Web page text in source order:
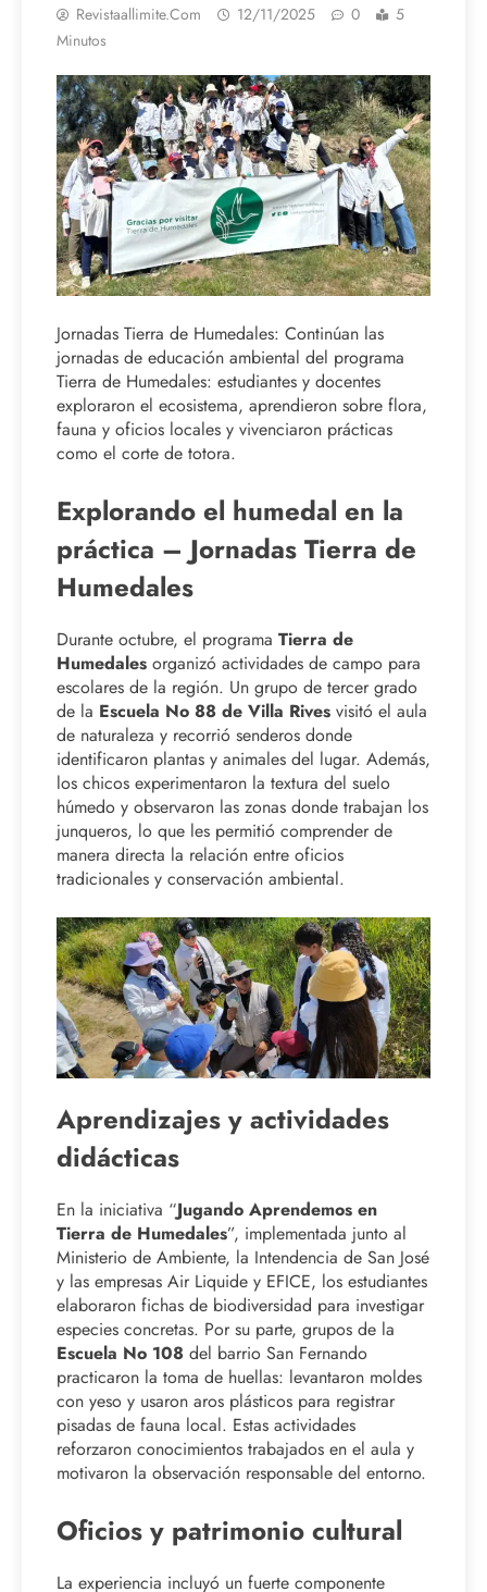
Revistaallimite.com 12/11/2025 0
5
Minutos
Jornadas Tierra de Humedales: Continúan las
jornadas de educación ambiental del programa
Tierra de Humedales: estudiantes y docentes
exploraron el ecosistema, aprendieron sobre flora,
fauna y oficios locales y vivenciaron prácticas
como el corte de totora.
Explorando el humedal en la
práctica – Jornadas Tierra de
Humedales
Durante octubre, el programa Tierra de
Humedales organizó actividades de campo para
escolares de la región. Un grupo de tercer grado
de la Escuela No 88 de Villa Rives visitó el aula
de naturaleza y recorrió senderos donde
identificaron plantas y animales del lugar. Además,
los chicos experimentaron la textura del suelo
húmedo y observaron las zonas donde trabajan los
junqueros, lo que les permitió comprender de
manera directa la relación entre oficios
tradicionales y conservación ambiental.
Aprendizajes y actividades
didácticas
En la iniciativa “Jugando Aprendemos en
Tierra de Humedales”, implementada junto al
Ministerio de Ambiente, la Intendencia de San José
y las empresas Air Liquide y EFICE, los estudiantes
elaboraron fichas de biodiversidad para investigar
especies concretas. Por su parte, grupos de la
Escuela No 108 del barrio San Fernando
practicaron la toma de huellas: levantaron moldes
con yeso y usaron aros plásticos para registrar
pisadas de fauna local. Estas actividades
reforzaron conocimientos trabajados en el aula y
motivaron la observación responsable del entorno.
Oficios y patrimonio cultural
La experiencia incluyó un fuerte componente